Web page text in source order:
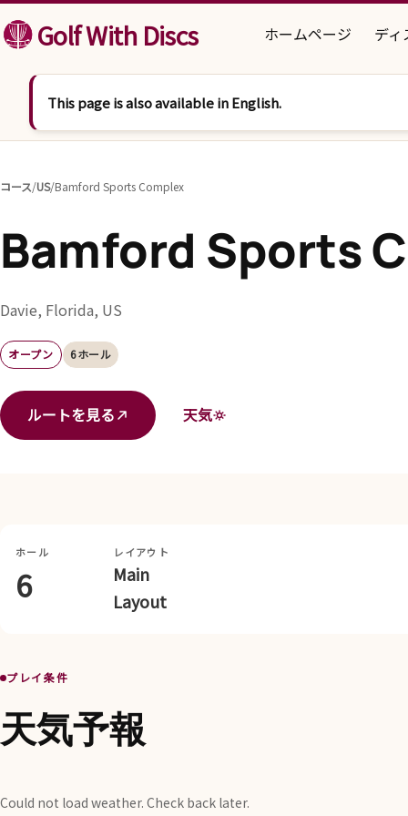
コンテンツへスキップ
Golf With Discs ホームページ デ
This page is also available in English.
コース/US/Bamford Sports Complex
Bamford Sports
Davie, Florida, US
オープン 6ホール
ルートを見る 天気
ホール
6
レイアウト
Main
Layout
プレイ条件
天気予報
Could not load weather. Check back later.